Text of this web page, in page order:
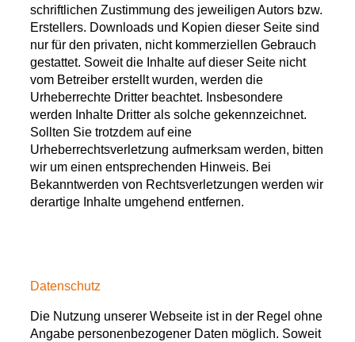
schriftlichen Zustimmung des jeweiligen Autors bzw.
Erstellers. Downloads und Kopien dieser Seite sind
nur für den privaten, nicht kommerziellen Gebrauch
gestattet. Soweit die Inhalte auf dieser Seite nicht
vom Betreiber erstellt wurden, werden die
Urheberrechte Dritter beachtet. Insbesondere
werden Inhalte Dritter als solche gekennzeichnet.
Sollten Sie trotzdem auf eine
Urheberrechtsverletzung aufmerksam werden, bitten
wir um einen entsprechenden Hinweis. Bei
Bekanntwerden von Rechtsverletzungen werden wir
derartige Inhalte umgehend entfernen.
Datenschutz
Die Nutzung unserer Webseite ist in der Regel ohne
Angabe personenbezogener Daten möglich. Soweit